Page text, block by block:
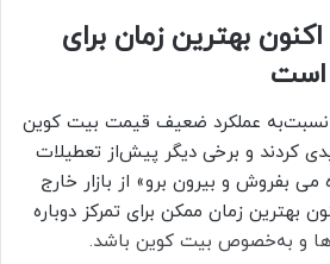
بهترین زمان برای
است
نسبت‌به عملکرد ضعیف قیمت بیت کوین
کردند و برخی دیگر پیش‌از تعطیلات
می بفروش و بیرون برو» از بازار خارج
بهترین زمان ممکن برای تمرکز دوباره
و به‌خصوص بیت کوین باشد.